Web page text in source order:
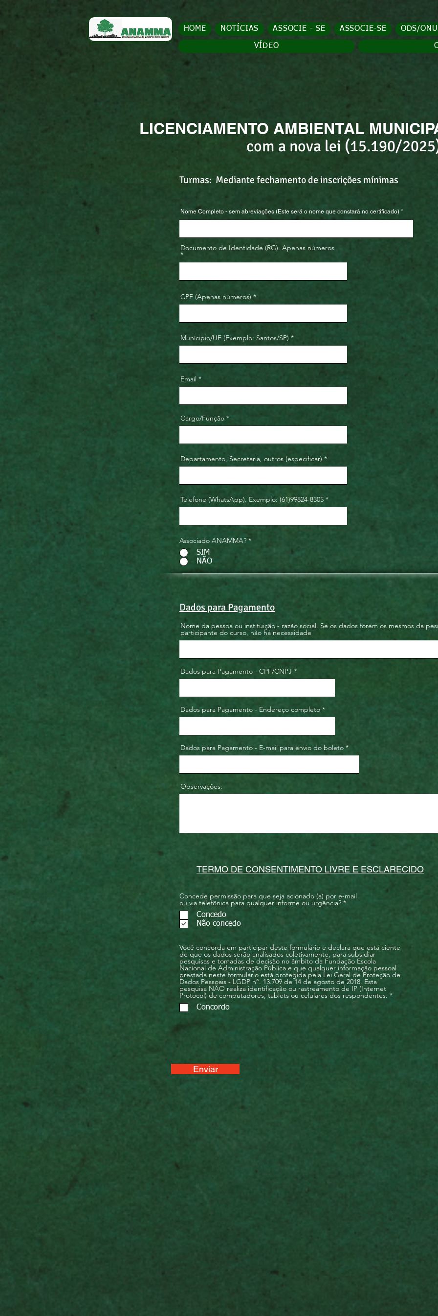
HOME NOTÍCIAS ASSOCIE - SE ASSOCIE-SE ODS/ONU
VÍDEO
LICENCIAMENTO AMBIENTAL
com a nova lei (15.190/
Turmas: Mediante fechamento de inscrições mínimas
Nome Completo - sem abreviações (Este será o nome que constará no certificado)
Documento de Identidade (RG). Apenas números
*
CPF (Apenas números)
Munícipio/UF (Exemplo: Santos/SP)
Email
Cargo/Função
Departamento, Secretaria, outros (especificar)
Telefone (WhatsApp). Exemplo: (61)99824-8305 *
Associado ANAMMA? *
SIM
NÃO
Dados para Pagamento
Nome da pessoa ou instituição - razão social. Se os dados forem os mesmos da
participante do curso, não há necessidade
Dados para Pagamento - CPF/CNPJ
Dados para Pagamento - Endereço completo
Dados para Pagamento - E-mail para envio do boleto
Observações:
TERMO DE CONSENTIMENTO LIVRE E ESCLARECIDO
Concede permissão para que seja acionado (a) por e-mail
ou via telefônica para qualquer informe ou urgência? *O
ó
r
i
o
Concedo
Não concedo
Você concorda em participar deste formulário e declara que está ciente
de que os dados serão analisados coletivamente, para subsidiar
pesquisas e tomadas de decisão no âmbito da Fundação Escola
Nacional de Administração Pública e que qualquer informação pessoal
prestada neste formulário está protegida pela Lei Geral de Proteção de
Dados Pessoais - LGDP n°. 13.709 de 14 de agosto de 2018. Esta
pesquisa NÃO realiza identificação ou rastreamento de IP (Internet
Protocol) de computadores, tablets ou celulares dos respondentes. *O
Concordo
Enviar